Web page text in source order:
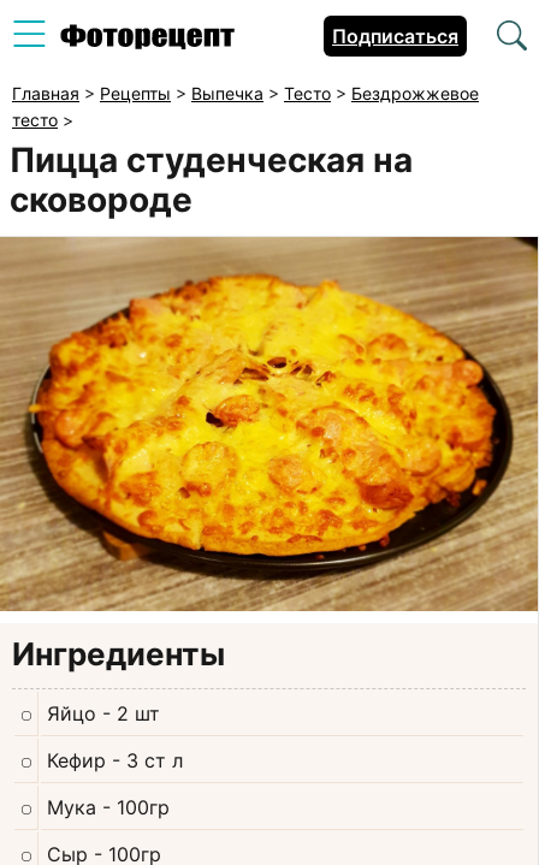
Подписаться
Главная > Рецепты > Выпечка > Тесто > Бездрожжевое
тесто >
Пицца студенческая на
сковороде
Ингредиенты
Яйцо - 2 шт
Кефир - 3 ст л
Мука - 100гр
Сыр - 100гр